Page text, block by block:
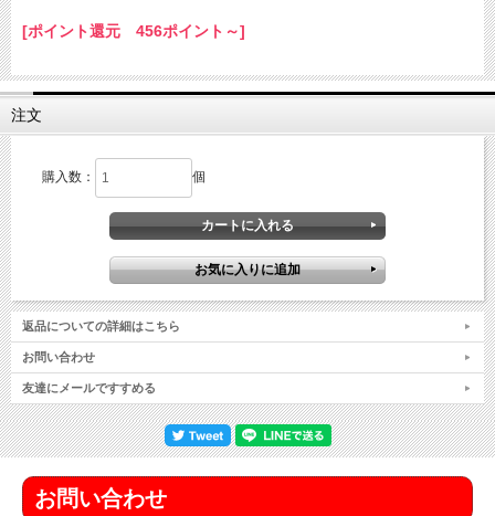
[ポイント還元 456ポイント～]
注文
購入数： 個
返品についての詳細はこちら
お問い合わせ
友達にメールですすめる
お問い合わせ